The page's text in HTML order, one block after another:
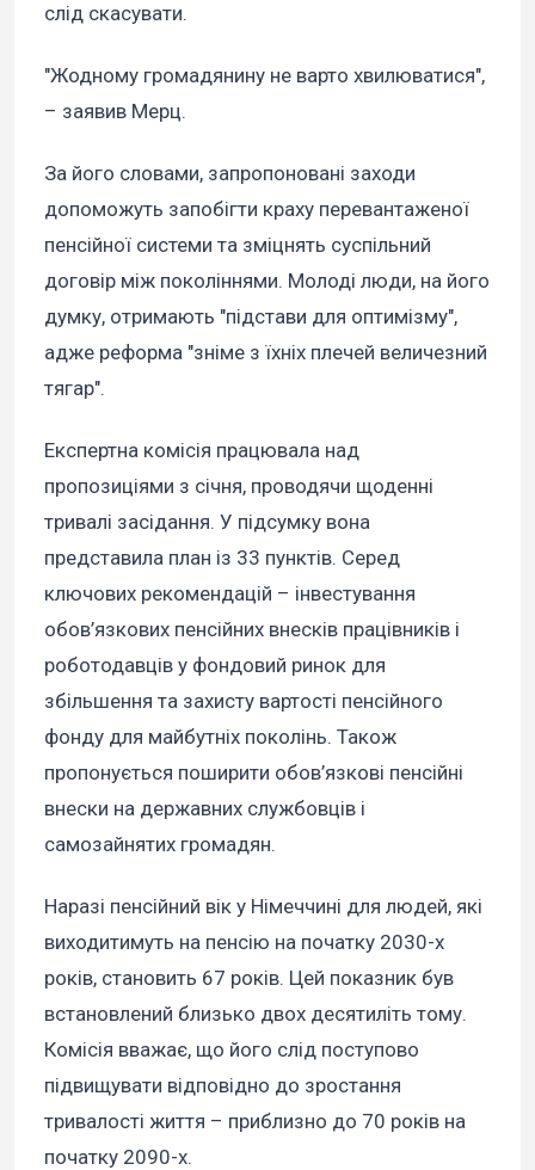
слід скасувати.
"Жодному громадянину не варто хвилюватися",
– заявив Мерц.
За його словами, запропоновані заходи
допоможуть запобігти краху перевантаженої
пенсійної системи та зміцнять суспільний
договір між поколіннями. Молоді люди, на його
думку, отримають "підстави для оптимізму",
адже реформа "зніме з їхніх плечей величезний
тягар".
Експертна комісія працювала над
пропозиціями з січня, проводячи щоденні
тривалі засідання. У підсумку вона
представила план із 33 пунктів. Серед
ключових рекомендацій – інвестування
обов’язкових пенсійних внесків працівників і
роботодавців у фондовий ринок для
збільшення та захисту вартості пенсійного
фонду для майбутніх поколінь. Також
пропонується поширити обов’язкові пенсійні
внески на державних службовців і
самозайнятих громадян.
Наразі пенсійний вік у Німеччині для людей, які
виходитимуть на пенсію на початку 2030-х
років, становить 67 років. Цей показник був
встановлений близько двох десятиліть тому.
Комісія вважає, що його слід поступово
підвищувати відповідно до зростання
тривалості життя – приблизно до 70 років на
початку 2090-х.